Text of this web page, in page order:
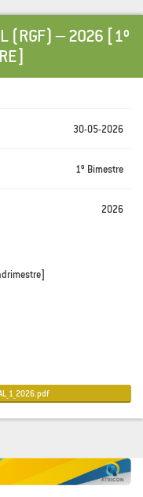
(RGF) – 2026 [1º
30-05-2026
1º Bimestre
2026